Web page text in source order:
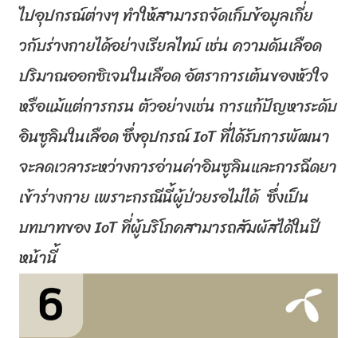
ไปอุปกรณ์ต่างๆ ทำให้สามารถจัดเก็บข้อมูลเกี่ย
วกับร่างกายได้อย่างเรียลไทม์ เช่น ความดันเลือด
ปริมาณออกซิเจนในเลือด อัตราการเต้นของหัวใจ
หรือแม้แต่การกรน ตัวอย่างเช่น การแก้ปัญหาระดับ
อินซูลินในเลือด ซึ่งอุปกรณ์IoTที่ได้รับการพัฒนา
จะลดเวลาระหว่างการอ่านค่าอินซูลินและการฉีดยา
เข้าร่างกาย เพราะกรณีนี้ผู้ป่วยรอไม่ได้ ซึ่งเป็น
บทบาทของIoTที่ผู้บริโภคสามารถสัมผัสได้ในปี
หน้านี้